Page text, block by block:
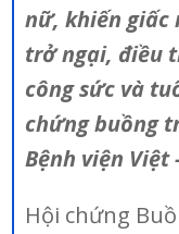
nữ, khiến giấc
trở ngại, điều
công sức và
chứng buồng
Bệnh viện Việt
Hội chứng